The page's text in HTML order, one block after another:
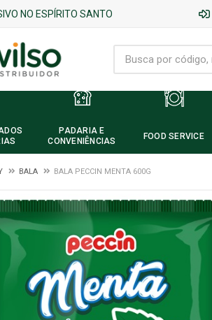
NO ESPÍRITO SANTO
PADARIA E
CONVENIÊNCIAS
FOOD SERVICE
BALA BALA PECCIN MENTA 600G